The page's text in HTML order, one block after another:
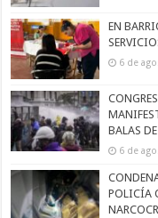
EN
6 de
BALAS
6 de
POLICÍA